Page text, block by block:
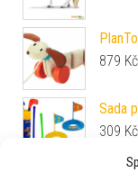
879 Kč
Sada
309 Kč